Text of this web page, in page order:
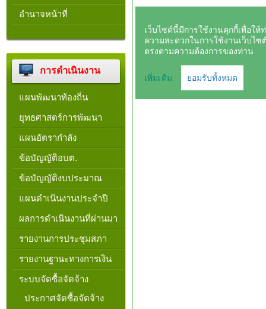
อำนาจหน้าที่
การดำเนินงาน
แผนพัฒนาท้องถิ่น
ยุทธศาสตร์การพัฒนา
แผนอัตรากำลัง
ข้อบัญญัติอบต.
ข้อบัญญัติงบประมาณ
แผนดำเนินงานประจำปี
ผลการดำเนินงานที่ผ่านมา
รายงานการประชุมสภา
รายงานฐานะทางการเงิน
ระบบจัดซื้อจัดจ้าง
ประกาศจัดซื้อจัดจ้าง